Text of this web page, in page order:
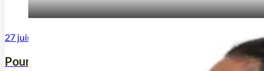
27 juin 2025
Pourquoi le sac à dos 25l est le meilleur